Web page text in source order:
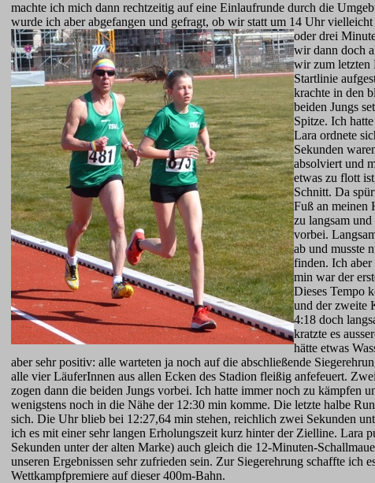
machte ich mich dann rechtzeitig auf eine Einlaufrunde durch die
wurde ich aber abgefangen und gefragt, ob wir statt um 14 Uhr
oder drei
wir dann doch
wir zum letzten
Startlinie
krachte in den
beiden Jungs
Spitze. Ich
Lara ordnete
Sekunden
absolviert und
etwas zu flott
Schnitt. Da
Fuß an meinen
zu langsam
vorbei.
ab und musste
finden. Ich aber
min war der
Dieses Tempo
und der zweite
4:18 doch
kratzte es
hätte etwas
aber sehr positiv: alle warteten ja noch auf die abschließende
alle vier LäuferInnen aus allen Ecken des Stadion fleißig anfefeuert.
zogen dann die beiden Jungs vorbei. Ich hatte immer noch zu kämpfen
wenigstens noch in die Nähe der 12:30 min komme. Die letzte halbe
sich. Die Uhr blieb bei 12:27,64 min stehen, reichlich zwei Sekunden
ich es mit einer sehr langen Erholungszeit kurz hinter der Zielline.
Sekunden unter der alten Marke) auch gleich die 12-Minuten-
unseren Ergebnissen sehr zufrieden sein. Zur Siegerehrung schaffte ich
Wettkampfpremiere auf dieser 400m-Bahn.